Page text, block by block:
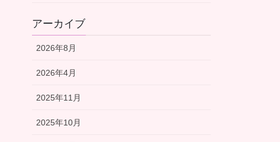
アーカイブ
2026年8月
2026年4月
2025年11月
2025年10月